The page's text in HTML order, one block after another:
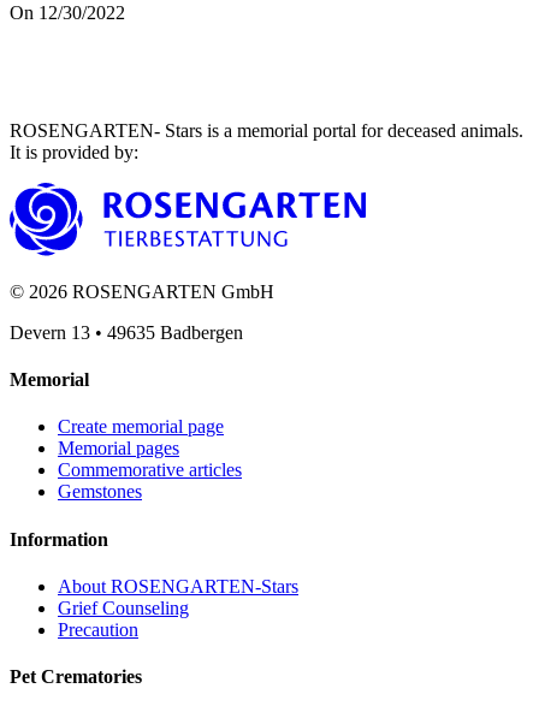
On 12/30/2022
ROSENGARTEN- Stars is a memorial portal for deceased animals.
It is provided by:
© 2026 ROSENGARTEN GmbH
Devern 13 • 49635 Badbergen
Memorial
Create memorial page
Memorial pages
Commemorative articles
Gemstones
Information
About ROSENGARTEN-Stars
Grief Counseling
Precaution
Pet Crematories